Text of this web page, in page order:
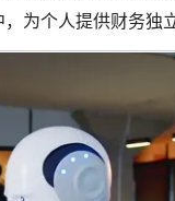
为个人提供财务独立